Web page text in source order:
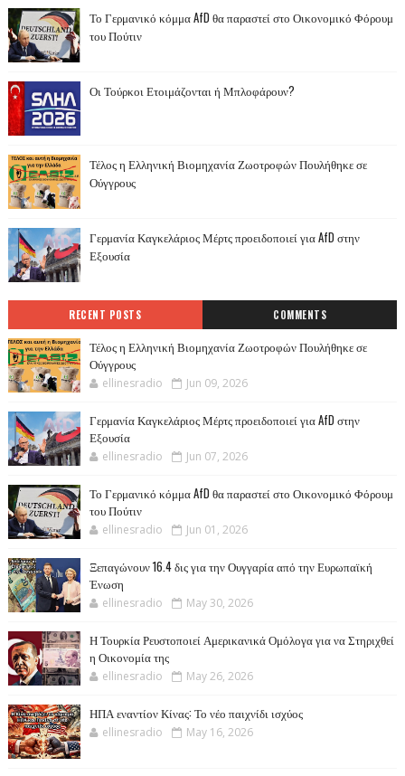
Το Γερμανικό κόμμα AfD θα παραστεί στο Οικονομικό Φόρουμ
του Πούτιν
Οι Τούρκοι Ετοιμάζονται ή Μπλοφάρουν?
Τέλος η Ελληνική Βιομηχανία Ζωοτροφών Πουλήθηκε σε
Ούγγρους
Γερμανία Καγκελάριος Μέρτς προειδοποιεί για AfD στην
Εξουσία
RECENT POSTS COMMENTS
Τέλος η Ελληνική Βιομηχανία Ζωοτροφών Πουλήθηκε σε
Ούγγρους
ellinesradio Jun 09, 2026
Γερμανία Καγκελάριος Μέρτς προειδοποιεί για AfD στην
Εξουσία
ellinesradio Jun 07, 2026
Το Γερμανικό κόμμα AfD θα παραστεί στο Οικονομικό Φόρουμ
του Πούτιν
ellinesradio Jun 01, 2026
Ξεπαγώνουν 16.4 δις για την Ουγγαρία από την Ευρωπαϊκή
Ένωση
ellinesradio May 30, 2026
Η Τουρκία Ρευστοποιεί Αμερικανικά Ομόλογα για να Στηριχθεί
η Οικονομία της
ellinesradio May 26, 2026
ΗΠΑ εναντίον Κίνας: Το νέο παιχνίδι ισχύος
ellinesradio May 16, 2026